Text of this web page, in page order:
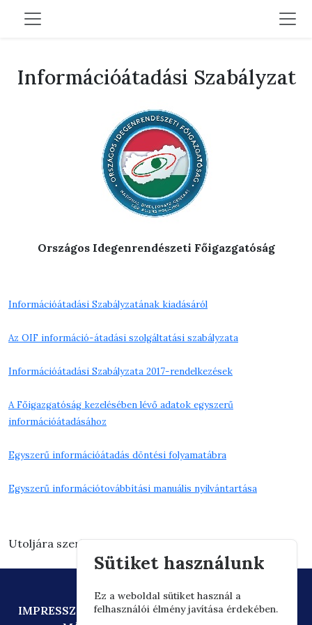
Információátadási Szabályzat
Országos Idegenrendészeti Főigazgatóság
Információátadási Szabályzatának kiadásáról
Az OIF információ-átadási szolgáltatási szabályzata
Információátadási Szabályzata 2017-rendelkezések
A Főigazgatóság kezelésében lévő adatok egyszerű
információátadásához
Egyszerű információátadás döntési folyamatábra
Egyszerű információtovábbítási manuális nyilvántartása
Utoljára szerkesztve: 2024.10.14. 16:08
IMPRESSZUMADATVÉDELEMTECHNIKAI AJÁNLÁS
Sütiket használunk
Ez a weboldal sütiket használ a
felhasználói élmény javítása érdekében.